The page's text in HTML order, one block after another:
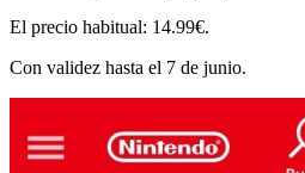
El precio habitual: 14.99€.
Con validez hasta el 7 de junio.